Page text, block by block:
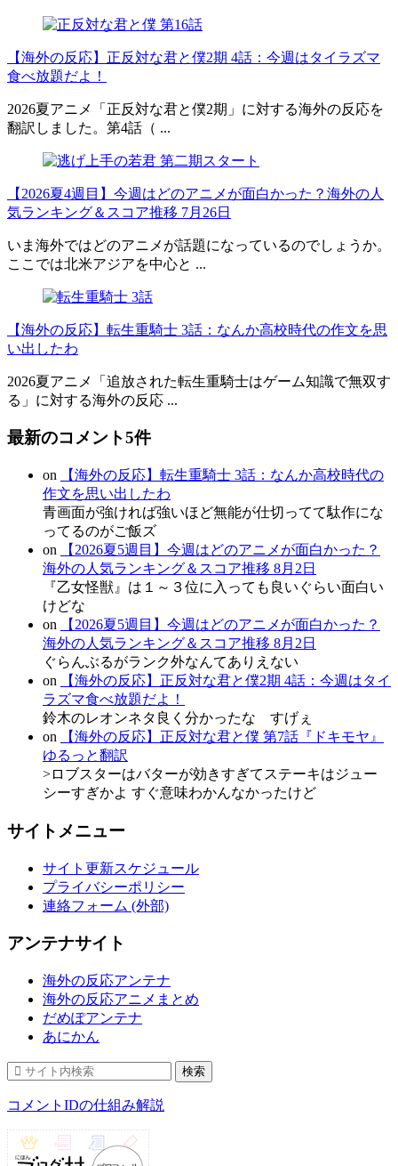
【海外の反応】正反対な君と僕2期 4話：今週はタイラズマ
食べ放題だよ！
2026夏アニメ「正反対な君と僕2期」に対する海外の反応を
翻訳しました。第4話（ ...
【2026夏4週目】今週はどのアニメが面白かった？海外の人
気ランキング＆スコア推移 7月26日
いま海外ではどのアニメが話題になっているのでしょうか。
ここでは北米アジアを中心と ...
【海外の反応】転生重騎士 3話：なんか高校時代の作文を思
い出したわ
2026夏アニメ「追放された転生重騎士はゲーム知識で無双す
る」に対する海外の反応 ...
最新のコメント5件
on
【海外の反応】転生重騎士 3話：なんか高校時代の
作文を思い出したわ
青画面が強ければ強いほど無能が仕切ってて駄作にな
ってるのがご飯ズ
on
【2026夏5週目】今週はどのアニメが面白かった？
海外の人気ランキング＆スコア推移 8月2日
『乙女怪獣』は１～３位に入っても良いぐらい面白い
けどな
on
【2026夏5週目】今週はどのアニメが面白かった？
海外の人気ランキング＆スコア推移 8月2日
ぐらんぶるがランク外なんてありえない
on
【海外の反応】正反対な君と僕2期 4話：今週はタイ
ラズマ食べ放題だよ！
鈴木のレオンネタ良く分かったな すげぇ
on
【海外の反応】正反対な君と僕 第7話『ドキモヤ』
ゆるっと翻訳
>ロブスターはバターが効きすぎてステーキはジュー
シーすぎかよ すぐ意味わかんなかったけど
サイトメニュー
サイト更新スケジュール
プライバシーポリシー
連絡フォーム (外部)
アンテナサイト
海外の反応アンテナ
海外の反応アニメまとめ
だめぽアンテナ
あにかん
コメントIDの仕組み解説